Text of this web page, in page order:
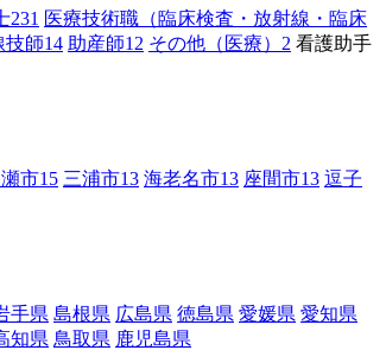
231 医療技術職（臨床検査・放射線・臨床
技師14 助産師12 その他（医療） 2 看護助手
市15 三浦市13 海老名市13 座間市13 逗子
手県 島根県 広島県 徳島県 愛媛県 愛知県
知県 鳥取県 鹿児島県